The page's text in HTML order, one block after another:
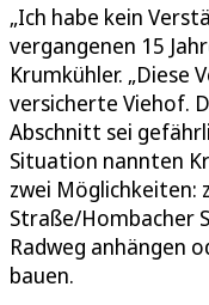
„Ich habe kein
vergangenen 15
Krumkühler. „Diese
versicherte Viehof.
Abschnitt sei
Situation nannten
zwei Möglichkeiten:
Straße/Hombacher
Radweg anhängen
bauen.